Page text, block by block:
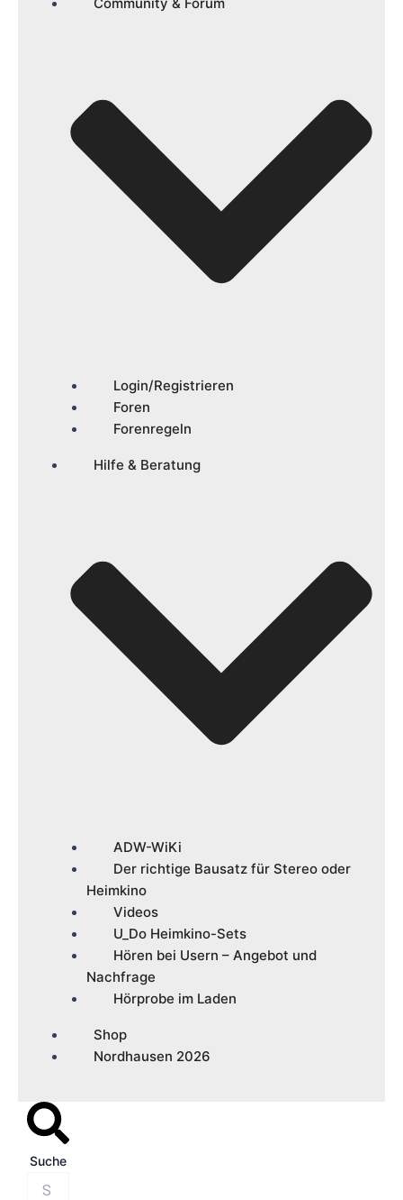
Login/Registrieren
Foren
Forenregeln
Hilfe & Beratung
ADW-WiKi
Der richtige Bausatz für Stereo oder
Heimkino
Videos
U_Do Heimkino-Sets
Hören bei Usern – Angebot und
Nachfrage
Hörprobe im Laden
Shop
Nordhausen 2026
Suche